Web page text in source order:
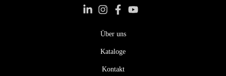
Über uns
Kataloge
Kontakt